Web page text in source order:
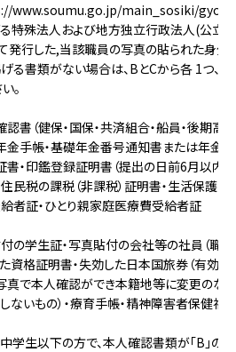
www.soumu.go.jp/main_sosiki/
特殊法人および地方独立行政法人(公立
発行した,当該職員の写真の貼られた身分
る書類がない場合は、BとCから各 1つ、
。
認書（健保・国保・共済組合・船員・後期高
金手帳・基礎年金番号通知書または年金証
書・印鑑登録証明書（提出の日前6月以内
住民税の課税（非課税）証明書・生活保護
者証・ひとり親家庭医療費受給者証
の学生証・写真貼付の会社等の社員（職
資格証明書・失効した日本国旅券（有効
真で本人確認ができ本籍地等に変更のない
ないもの）・療育手帳・精神障害者保健福
学生以下の方で、本人確認書類が「B」の1